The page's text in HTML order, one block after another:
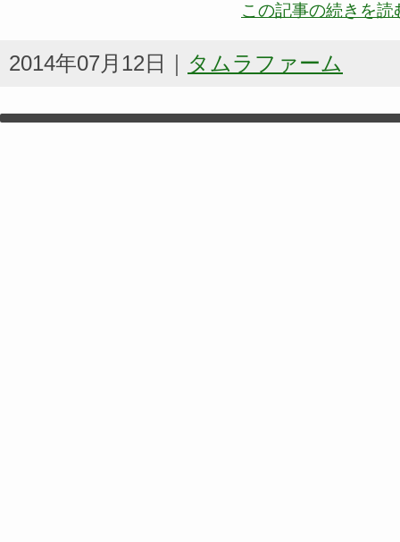
この記事の続きを読
2014年07月12日｜ タムラファーム